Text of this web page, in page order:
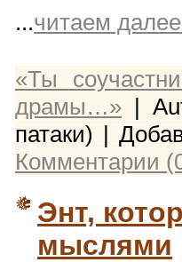
...читаем
«Ты
драмы…» |
патаки) |
Комментарии
Энт,
мыслями